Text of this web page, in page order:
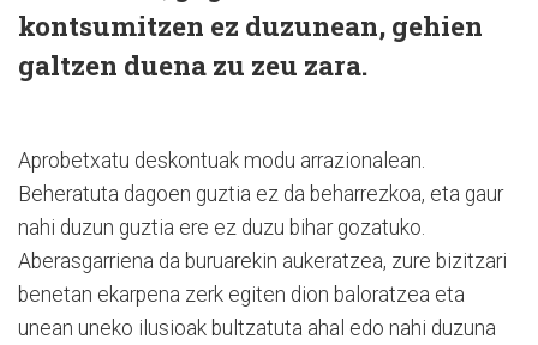
kontsumitzen ez duzunean, gehien
galtzen duena zu zeu zara.
Aprobetxatu deskontuak modu arrazionalean.
Beheratuta dagoen guztia ez da beharrezkoa, eta gaur
nahi duzun guztia ere ez duzu bihar gozatuko.
Aberasgarriena da buruarekin aukeratzea, zure bizitzari
benetan ekarpena zerk egiten dion baloratzea eta
unean uneko ilusioak bultzatuta ahal edo nahi duzuna